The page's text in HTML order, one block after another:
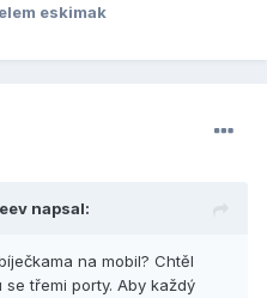
eskimak
napsal:
na mobil? Chtěl
třemi porty. Aby každý